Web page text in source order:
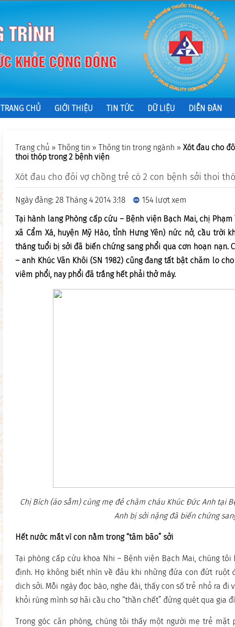
TRANG CHỦ GIỚI THIỆU TIN TỨC DỮ LIỆU DIỄN ĐÀN
Trang chủ » Thông tin » Thông tin trong ngành » Xót đau cho
thoi thóp trong 2 bệnh viện
Xót đau cho đôi vợ chồng trẻ có 2 con bệnh sởi thoi
Ngày đăng: 28 Tháng 4 2014 3:18
154 lượt xem
Tại hành lang Phòng cấp cứu – Bệnh viện Bạch Mai, chị
xã Cẩm Xá, huyện Mỹ Hào, tỉnh Hưng Yên) nức nở, cầu trời
tháng tuổi bị sởi đã biến chứng sang phổi qua cơn hoạn nạn.
– anh Khúc Văn Khôi (SN 1982) cũng đang tất bật chăm lo
viêm phổi, nay phổi đã trắng hết phải thở máy.
Chị Bích (áo sẫm) cùng mẹ đẻ chăm cháu Khúc Đức Anh tại
Anh bị sởi nặng đã biến chứng
Hết nước mắt vì con nằm trong “tâm bão” sởi
Tại phòng cấp cứu khoa Nhi – Bệnh viện Bạch Mai, chúng
định. Họ không biết nhìn về đâu khi những đứa con đứt ruột
dịch sởi. Mỗi ngày đọc báo, nghe đài, thấy con số trẻ nhỏ ra
khỏi rùng mình sợ hãi cầu cho “thần chết” đừng quét qua gia
Trong góc căn phòng, chúng tôi thấy một người mẹ trẻ mặt